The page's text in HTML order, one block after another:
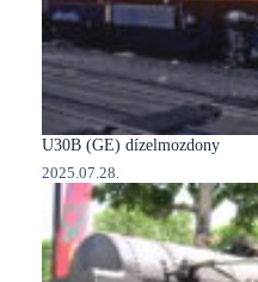
U30B (GE) dízelmozdony
2025.07.28.